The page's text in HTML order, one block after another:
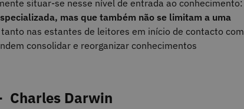
situar-se nesse nível de entrada ao conhecimento:
mas que também não se limitam a uma
nas estantes de leitores em início de contacto com
consolidar e reorganizar conhecimentos
Charles Darwin